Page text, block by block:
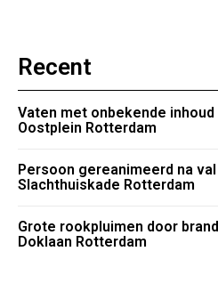
Recent
Vaten met onbekende
Oostplein Rotterdam
Persoon gereanimeerd na
Slachthuiskade Rotterdam
Grote rookpluimen door
Doklaan Rotterdam